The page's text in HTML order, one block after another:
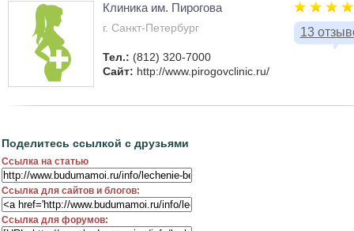
13
Клиника им. Пирогова
г. Санкт-Петербург
Тел.: (812) 320-7000
Сайт: http://www.pirogovclinic.ru/
Поделитесь ссылкой с друзьями
Ссылка на статью
Ссылка для сайтов и блогов:
Ссылка для форумов: